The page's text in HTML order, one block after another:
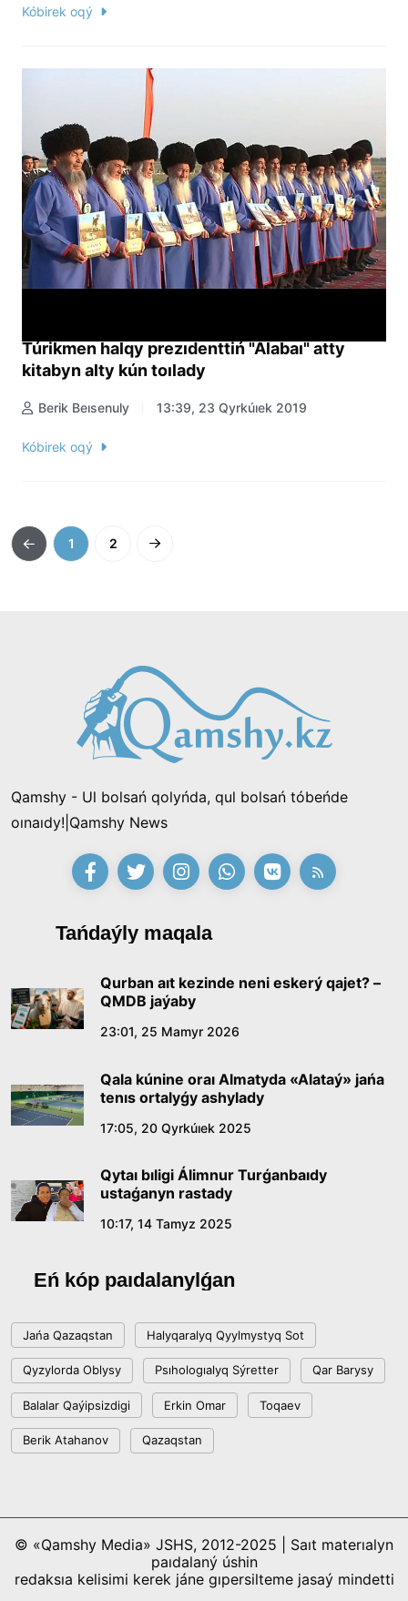
Kóbirek oqý
Túrikmen halqy prezıdenttiń "Alabaı" atty
kitabyn alty kún toılady
Berik Beısenuly 13:39, 23 Qyrkúıek 2019
Kóbirek oqý
1 2
Qamshy - Ul bolsań qolyńda, qul bolsań tóbeńde
oınaıdy!|Qamshy News
Tańdaýly maqala
Qurban aıt kezinde neni eskerý qajet? –
QMDB jaýaby
23:01, 25 Mamyr 2026
Qala kúnine oraı Almatyda «Alataý» jańa
tenıs ortalyǵy ashylady
17:05, 20 Qyrkúıek 2025
Qytaı bıligi Álimnur Turǵanbaıdy
ustaǵanyn rastady
10:17, 14 Tamyz 2025
Eń kóp paıdalanylǵan
Jańa Qazaqstan Halyqaralyq Qyylmystyq Sot
Qyzylorda Oblysy Psıhologıalyq Sýretter Qar Barysy
Balalar Qaýipsizdigi Erkin Omar Toqaev
Berik Atahanov Qazaqstan
© «Qamshy Media» JSHS, 2012-2025 | Saıt materıalyn
paıdalaný úshin
redaksıa kelisimi kerek jáne gıpersilteme jasaý mindetti